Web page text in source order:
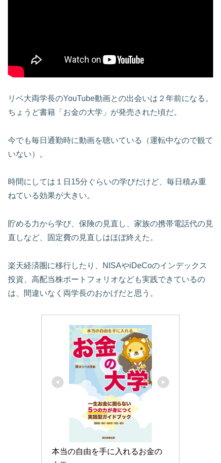
リベ大両学長のYouTube動画との出会いは２年前になる。
ちょうど書籍「お金の大学」が発売された頃だ。
今でも毎日通勤時に動画を聴いている（運転中なので観て
いない）。
時間にしては１日15分ぐらいの学びだけど、毎日積み重
ねている効果が大きい。
貯める力から学び、保険の見直し、家族の携帯電話代の見
直しなど、固定費の見直しはほぼ終えた。
楽天経済圏に移行したり、NISAやiDeCoのインデックス
投資、高配当株ポートフォリオなども実践できているの
は、間違いなく両学長のおかげだと思う。
本当の自由を手に入れるお金の